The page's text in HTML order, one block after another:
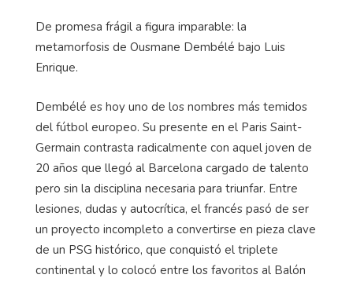
De promesa frágil a figura imparable: la
metamorfosis de Ousmane Dembélé bajo Luis
Enrique.
Dembélé es hoy uno de los nombres más temidos
del fútbol europeo. Su presente en el Paris Saint-
Germain contrasta radicalmente con aquel joven de
20 años que llegó al Barcelona cargado de talento
pero sin la disciplina necesaria para triunfar. Entre
lesiones, dudas y autocrítica, el francés pasó de ser
un proyecto incompleto a convertirse en pieza clave
de un PSG histórico, que conquistó el triplete
continental y lo colocó entre los favoritos al Balón